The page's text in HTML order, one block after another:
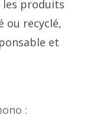
produits
ou recyclé,
et
: